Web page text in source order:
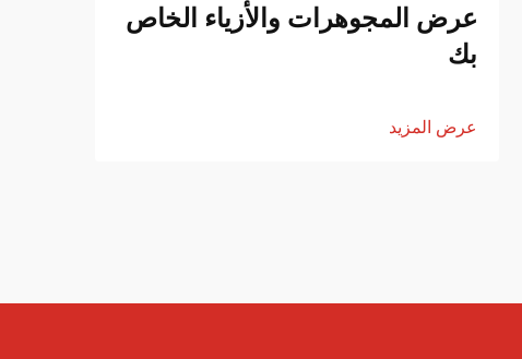
عرض المجوهرات والأزياء الخاص
بك
عرض المزيد